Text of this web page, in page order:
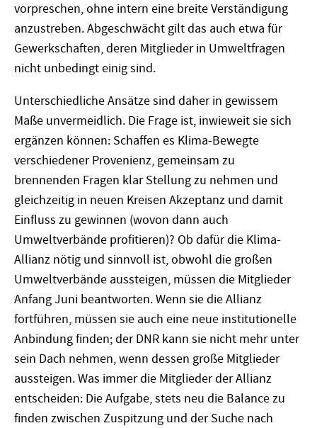
vorpreschen, ohne intern eine breite Verständigung
anzustreben. Abgeschwächt gilt das auch etwa für
Gewerkschaften, deren Mitglieder in Umweltfragen
nicht unbedingt einig sind.
Unterschiedliche Ansätze sind daher in gewissem
Maße unvermeidlich. Die Frage ist, inwieweit sie sich
ergänzen können: Schaffen es Klima-Bewegte
verschiedener Provenienz, gemeinsam zu
brennenden Fragen klar Stellung zu nehmen und
gleichzeitig in neuen Kreisen Akzeptanz und damit
Einfluss zu gewinnen (wovon dann auch
Umweltverbände profitieren)? Ob dafür die Klima-
Allianz nötig und sinnvoll ist, obwohl die großen
Umweltverbände aussteigen, müssen die Mitglieder
Anfang Juni beantworten. Wenn sie die Allianz
fortführen, müssen sie auch eine neue institutionelle
Anbindung finden; der DNR kann sie nicht mehr unter
sein Dach nehmen, wenn dessen große Mitglieder
aussteigen. Was immer die Mitglieder der Allianz
entscheiden: Die Aufgabe, stets neu die Balance zu
finden zwischen Zuspitzung und der Suche nach